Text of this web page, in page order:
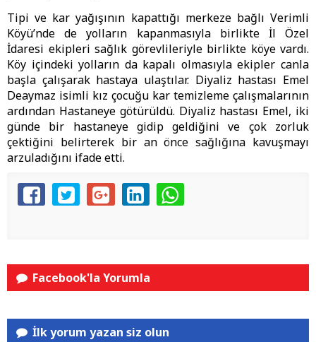
Tipi ve kar yağışının kapattığı merkeze bağlı Verimli
Köyü’nde de yolların kapanmasıyla birlikte İl Özel
İdaresi ekipleri sağlık görevlileriyle birlikte köye vardı.
Köy içindeki yolların da kapalı olmasıyla ekipler canla
başla çalışarak hastaya ulaştılar. Diyaliz hastası Emel
Deaymaz isimli kız çocuğu kar temizleme çalışmalarının
ardından Hastaneye götürüldü. Diyaliz hastası Emel, iki
günde bir hastaneye gidip geldiğini ve çok zorluk
çektiğini belirterek bir an önce sağlığına kavuşmayı
arzuladığını ifade etti.
Facebook'la Yorumla
İlk yorum yazan siz olun